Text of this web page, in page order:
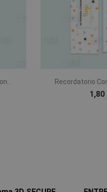
Vista
Recordatorio
1,80